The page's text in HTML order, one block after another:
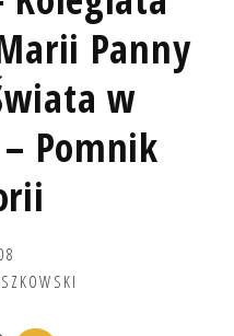
Panny
w
Pomnik